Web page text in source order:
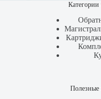
Категории
Полезные